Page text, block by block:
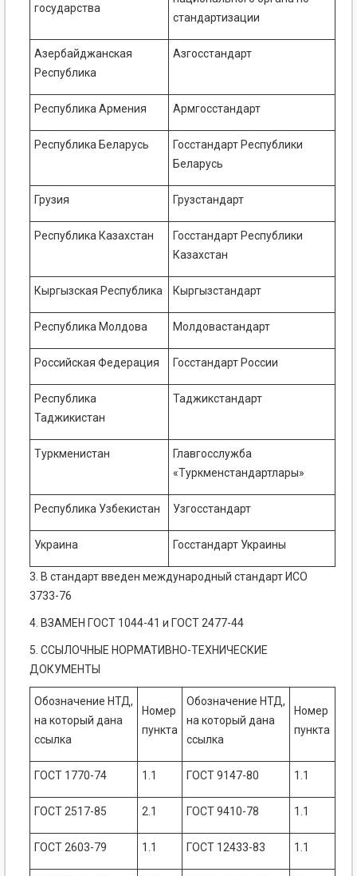
государства
стандартизации
Азербайджанская
Республика
Азгосстандарт
Республика Армения Армгосстандарт
Республика Беларусь
Госстандарт Республики
Беларусь
Грузия Грузстандарт
Республика Казахстан
Госстандарт Республики
Казахстан
Кыргызская Республика Кыргызстандарт
Республика Молдова Молдовастандарт
Российская Федерация Госстандарт России
Республика
Таджикистан
Таджикстандарт
Туркменистан
Главгосслужба
«Туркменстандартлары»
Республика Узбекистан Узгосстандарт
Украина Госстандарт Украины
3. В стандарт введен международный стандарт ИСО
3733-76
4. ВЗАМЕН ГОСТ 1044-41 и ГОСТ 2477-44
5. ССЫЛОЧНЫЕ НОРМАТИВНО-ТЕХНИЧЕСКИЕ
ДОКУМЕНТЫ
Обозначение НТД,
на который дана
ссылка
Номер
пункта
Обозначение НТД,
на который дана
ссылка
Номер
пункта
ГОСТ 1770-74 1.1 ГОСТ 9147-80 1.1
ГОСТ 2517-85 2.1 ГОСТ 9410-78 1.1
ГОСТ 2603-79 1.1 ГОСТ 12433-83 1.1